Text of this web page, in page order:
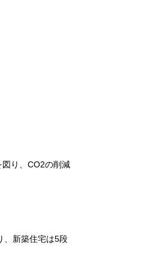
り、CO2の削減
、新築住宅は5段